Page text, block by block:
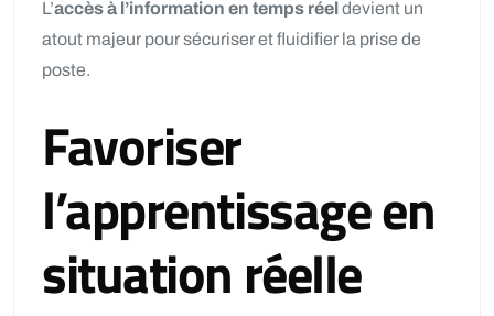
L’accès à l’information en temps réel devient un
atout majeur pour sécuriser et fluidifier la prise de
poste.
Favoriser
l’apprentissage en
situation réelle